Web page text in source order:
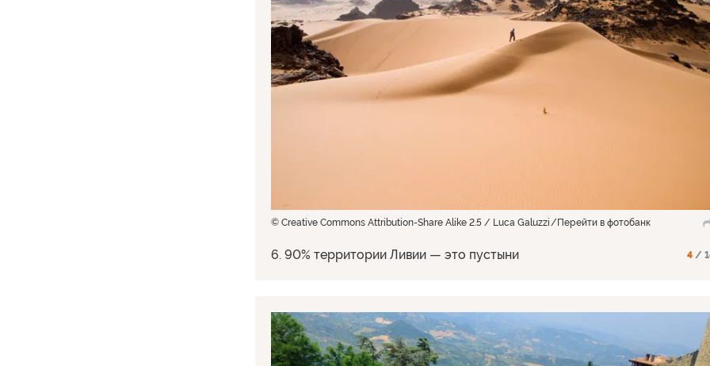
© Creative Commons Attribution-Share Alike 2.5 / Luca Galuzzi Перейти в фотобанк
6. 90% территории Ливии — это пустыни 4 /